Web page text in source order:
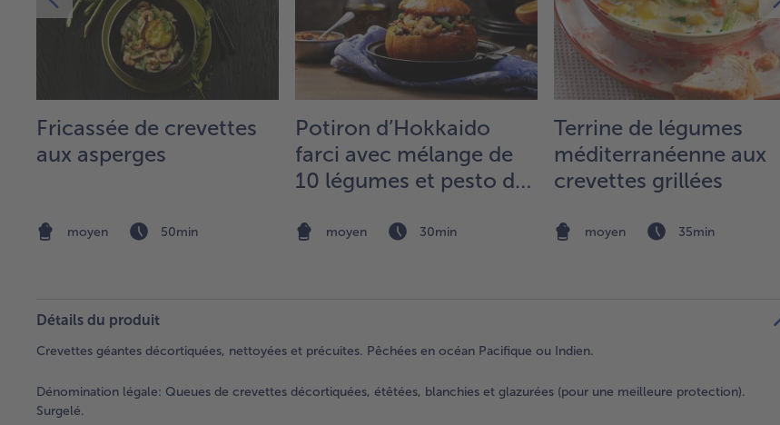
Fricassée de crevettes
aux asperges
moyen 50min
Potiron d’Hokkaido
farci avec mélange de
10 légumes et pesto de
moyen 30min
Terrine de légumes
méditerranéenne aux
crevettes grillées
moyen 35min
Détails du produit
Crevettes géantes décortiquées, nettoyées et précuites. Pêchées en océan Pacifique ou Indien.
Dénomination légale: Queues de crevettes décortiquées, étêtées, blanchies et glazurées (pour une meilleure protection).
Surgelé.